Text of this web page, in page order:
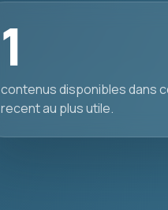
1
contenus disponibles dans
recent au plus utile.